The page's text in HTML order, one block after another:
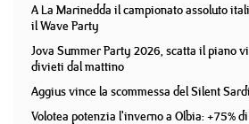
A La Marinedda il campionato assoluto
il Wave Party
Jova Summer Party 2026, scatta il piano
divieti dal mattino
Aggius vince la scommessa del Silent
Volotea potenzia l'inverno a Olbia: +75%